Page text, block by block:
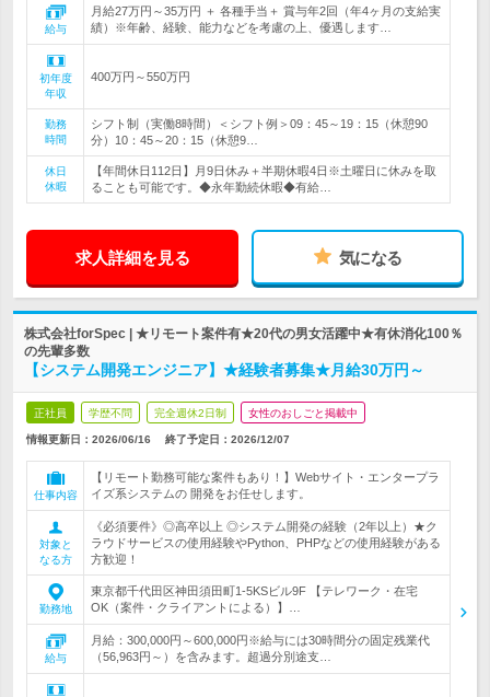
給与
月給27万円～35万円 ＋ 各種手当＋ 賞与年2回（年4ヶ月の支給実
績）※年齢、経験、能力などを考慮の上、優遇します…
初年度
年収
400万円～550万円
勤務
時間
シフト制（実働8時間）＜シフト例＞09：45～19：15（休憩90
分）10：45～20：15（休憩9…
休日
休暇
【年間休日112日】月9日休み＋半期休暇4日※土曜日に休みを取
ることも可能です。◆永年勤続休暇◆有給…
求人詳細を見る 気になる
株式会社forSpec | ★リモート案件有★20代の男女活躍中★有休消化100％
の先輩多数
【システム開発エンジニア】★経験者募集★月給30万円～
正社員 学歴不問 完全週休2日制 女性のおしごと掲載中
情報更新日：2026/06/16 終了予定日： 2026/12/07
仕事内容
【リモート勤務可能な案件もあり！】Webサイト・エンタープラ
イズ系システムの 開発をお任せします。
対象と
なる方
《必須要件》◎高卒以上 ◎システム開発の経験（2年以上）★ク
ラウドサービスの使用経験やPython、PHPなどの使用経験がある
方歓迎！
勤務地
東京都千代田区神田須田町1-5KSビル9F 【テレワーク・在宅
OK（案件・クライアントによる）】…
給与
月給：300,000円～600,000円※給与には30時間分の固定残業代
（56,963円～）を含みます。超過分別途支…